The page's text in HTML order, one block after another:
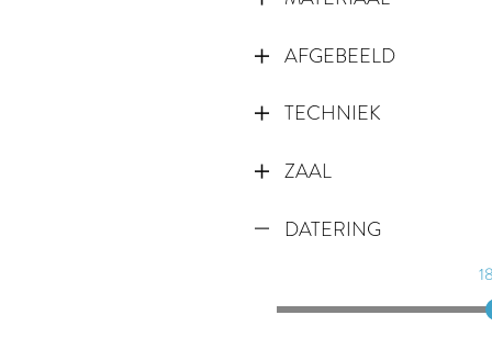
AFGEBEELD
TECHNIEK
ZAAL
DATERING